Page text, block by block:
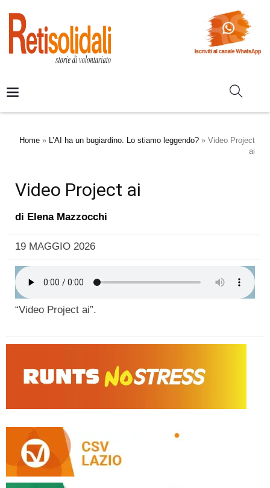
Home » L’AI ha un bugiardino. Lo stiamo leggendo? » Video Project
ai
Video Project ai
di Elena Mazzocchi
19 MAGGIO 2026
“Video Project ai”.